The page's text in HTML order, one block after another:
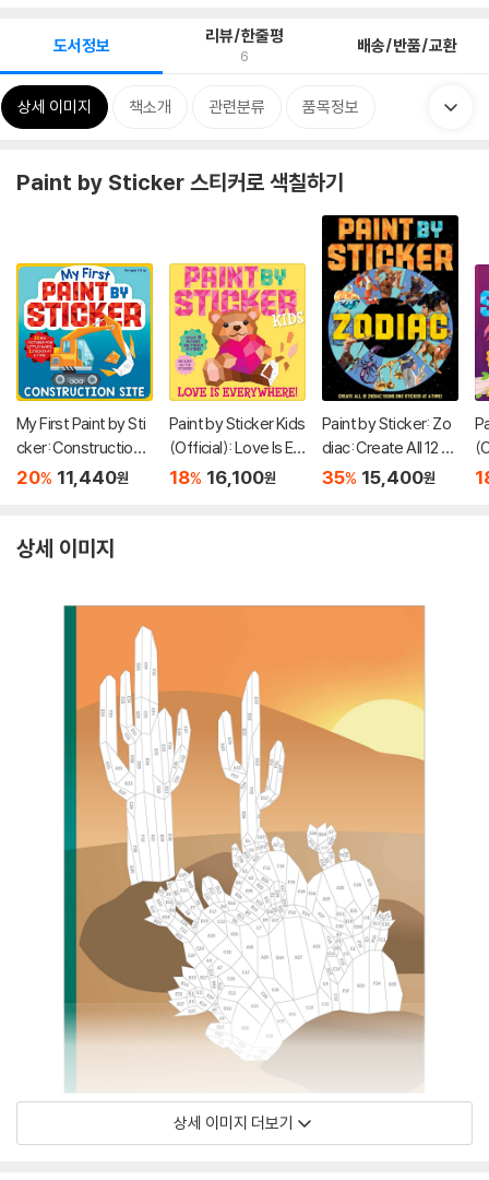
도서정보 리뷰/한줄평
6 배송/반품/교환
상세 이미지 책소개 관련분류 품목정보
Paint by Sticker 스티커로 색칠하기
My First Paint by Sti
cker: Construction S
ite
20% 11,440원
Paint by Sticker Kids
(Official): Love Is Ev
erywhere!: Create 1
18% 16,100원
Paint by Sticker: Zo
diac: Create All 12 Z
odiac Signs One Stic
35% 15,400원
상세 이미지
상세 이미지 더보기